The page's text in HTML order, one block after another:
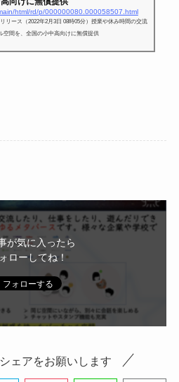
html/rd/p/000000080.000058507.html
リース（2022年2月3日 08時05分）授業や休み時間の交流
空間を、全国の小中高向けに無償提供
が気に入ったら
ローしてね！
ェアをお願いします